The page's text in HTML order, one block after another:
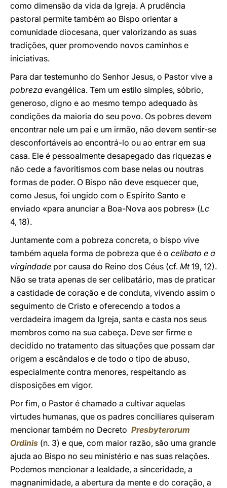
como dimensão da vida da Igreja. A prudência
pastoral permite também ao Bispo orientar a
comunidade diocesana, quer valorizando as suas
tradições, quer promovendo novos caminhos e
iniciativas.
Para dar testemunho do Senhor Jesus, o Pastor vive a
pobreza evangélica. Tem um estilo simples, sóbrio,
generoso, digno e ao mesmo tempo adequado às
condições da maioria do seu povo. Os pobres devem
encontrar nele um pai e um irmão, não devem sentir-se
desconfortáveis ao encontrá-lo ou ao entrar em sua
casa. Ele é pessoalmente desapegado das riquezas e
não cede a favoritismos com base nelas ou noutras
formas de poder. O Bispo não deve esquecer que,
como Jesus, foi ungido com o Espírito Santo e
enviado «para anunciar a Boa-Nova aos pobres» (Lc
4, 18).
Juntamente com a pobreza concreta, o bispo vive
também aquela forma de pobreza que é o celibato e a
virgindade por causa do Reino dos Céus (cf. Mt19, 12).
Não se trata apenas de ser celibatário, mas de praticar
a castidade de coração e de conduta, vivendo assim o
seguimento de Cristo e oferecendo a todos a
verdadeira imagem da Igreja, santa e casta nos seus
membros como na sua cabeça. Deve ser firme e
decidido no tratamento das situações que possam dar
origem a escândalos e de todo o tipo de abuso,
especialmente contra menores, respeitando as
disposições em vigor.
Por fim, o Pastor é chamado a cultivar aquelas
virtudes humanas, que os padres conciliares quiseram
mencionar também no Decreto Presbyterorum
Ordinis (n. 3) e que, com maior razão, são uma grande
ajuda ao Bispo no seu ministério e nas suas relações.
Podemos mencionar a lealdade, a sinceridade, a
magnanimidade, a abertura da mente e do coração, a